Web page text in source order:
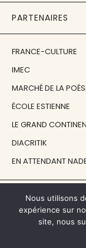
PARTENAIRES
FRANCE-CULTURE
IMEC
MARCHÉ DE LA
ÉCOLE ESTIENNE
LE GRAND
DIACRITIK
EN ATTENDANT
NOS SOUTIENS
CENTRE NATIONAL
Nous utilisons
expérience sur
site, nous